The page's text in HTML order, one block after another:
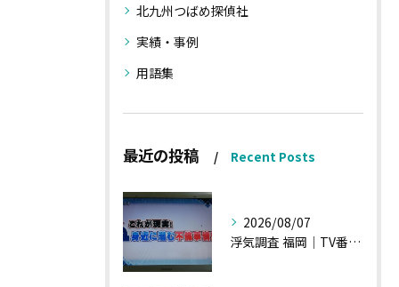
北九州つばめ探偵社
実績・事例
用語集
最近の投稿 Recent Posts
2026/08/07
浮気調査 福岡｜TV番組15分間の特集の時のお話①